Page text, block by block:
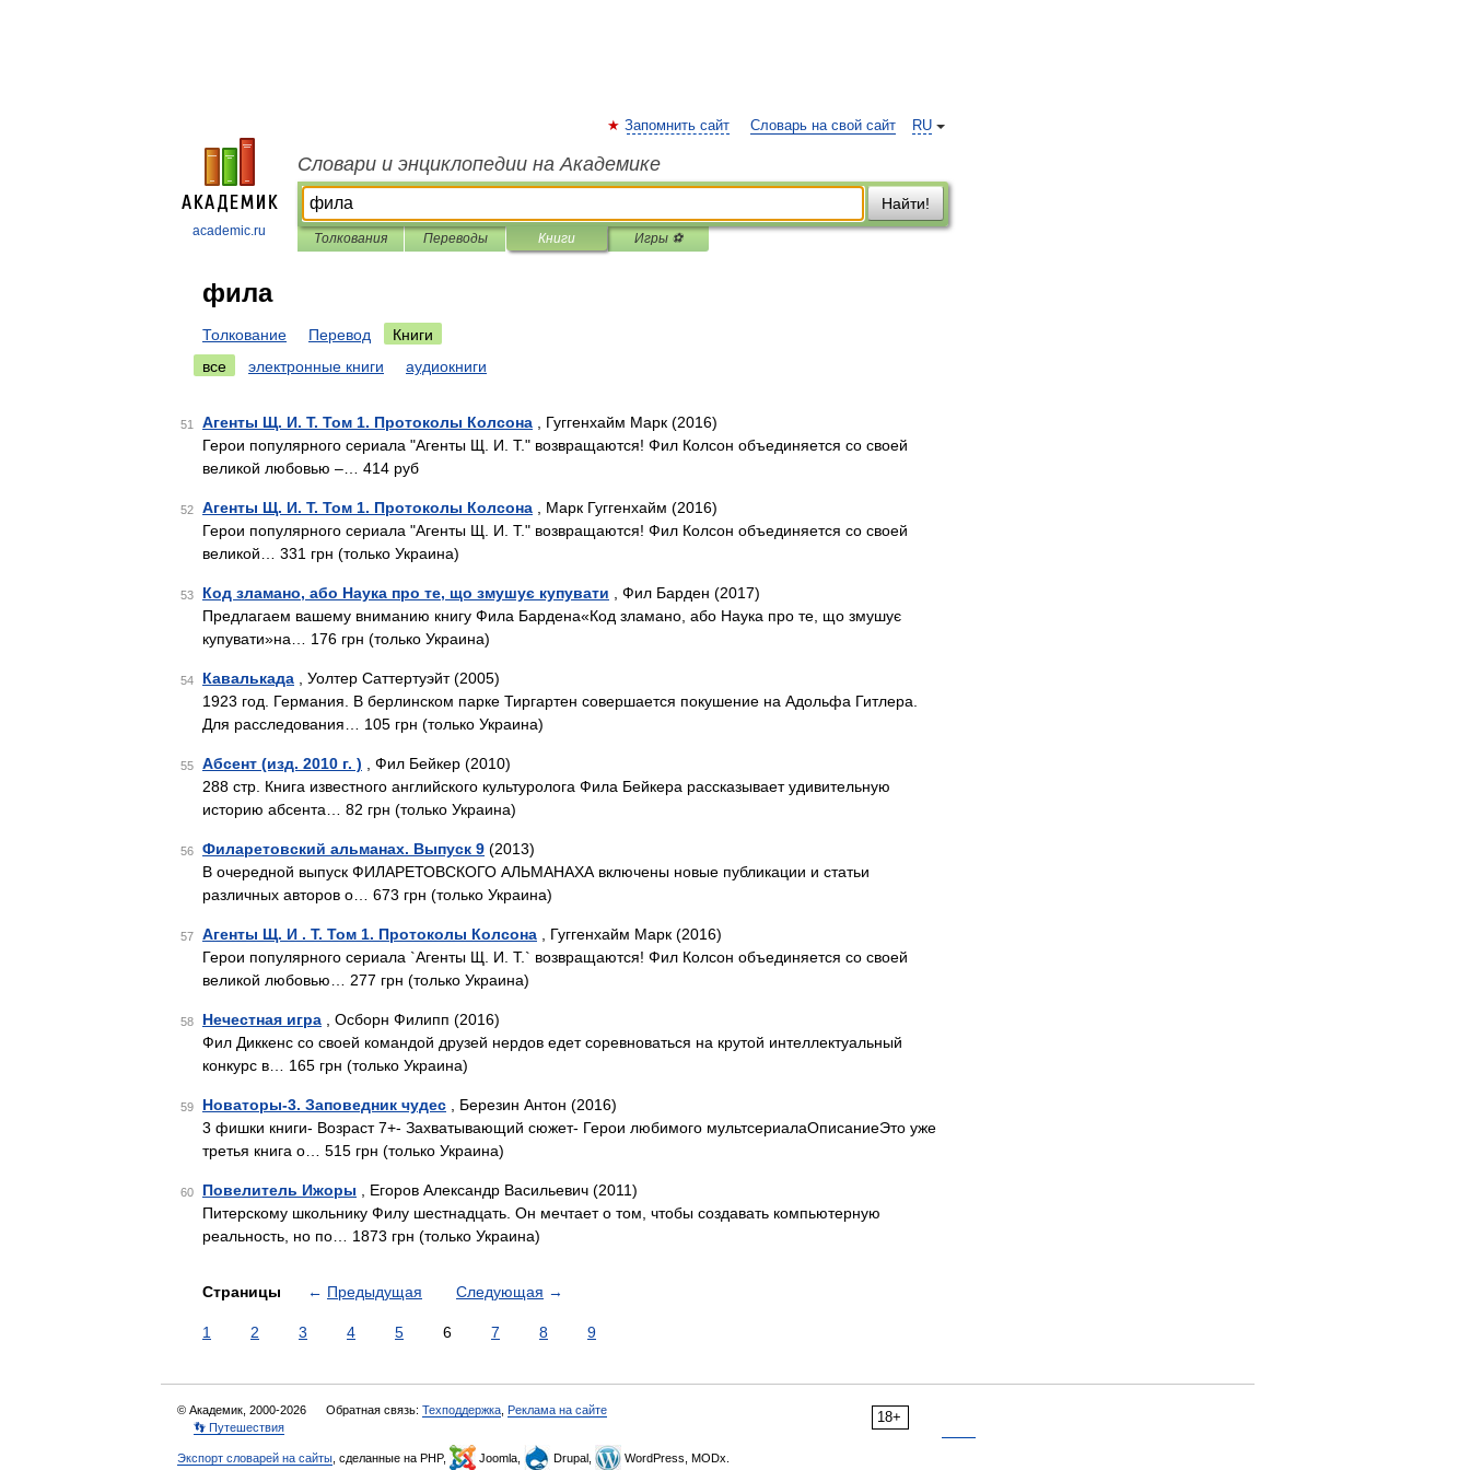
academic.ru
RU
Запомнить сайт Словарь на свой сайт
Словари и энциклопедии на Академике
Найти!
Толкования Переводы Книги Игры ⚽
фила
Толкование Перевод
Книги
все
электронные книги аудиокниги
51 Агенты Щ. И. Т. Том 1. Протоколы Колсона , Гуггенхайм Марк (2016)
Герои популярного сериала "Агенты Щ. И. Т." возвращаются! Фил Колсон объединяется со своей
великой любовью –… 414 руб
52 Агенты Щ. И. Т. Том 1. Протоколы Колсона , Марк Гуггенхайм (2016)
Герои популярного сериала "Агенты Щ. И. Т." возвращаются! Фил Колсон объединяется со своей
великой… 331 грн (только Украина)
53 Код зламано, або Наука про те, що змушує купувати , Фил Барден (2017)
Предлагаем вашему вниманию книгу Фила Бардена«Код зламано, або Наука про те, що змушує
купувати»на… 176 грн (только Украина)
54 Кавалькада , Уолтер Саттертуэйт (2005)
1923 год. Германия. В берлинском парке Тиргартен совершается покушение на Адольфа Гитлера.
Для расследования… 105 грн (только Украина)
55 Абсент (изд. 2010 г. ) , Фил Бейкер (2010)
288 стр. Книга известного английского культуролога Фила Бейкера рассказывает удивительную
историю абсента… 82 грн (только Украина)
56 Филаретовский альманах. Выпуск 9 (2013)
В очередной выпуск ФИЛАРЕТОВСКОГО АЛЬМАНАХА включены новые публикации и статьи
различных авторов о… 673 грн (только Украина)
57 Агенты Щ. И . Т. Том 1. Протоколы Колсона , Гуггенхайм Марк (2016)
Герои популярного сериала `Агенты Щ. И. Т.` возвращаются! Фил Колсон объединяется со своей
великой любовью… 277 грн (только Украина)
58 Нечестная игра , Осборн Филипп (2016)
Фил Диккенс со своей командой друзей нердов едет соревноваться на крутой интеллектуальный
конкурс в… 165 грн (только Украина)
59 Новаторы-3. Заповедник чудес , Березин Антон (2016)
3 фишки книги- Возраст 7+- Захватывающий сюжет- Герои любимого мультсериалаОписаниеЭто уже
третья книга о… 515 грн (только Украина)
60 Повелитель Ижоры , Егоров Александр Васильевич (2011)
Питерскому школьнику Филу шестнадцать. Он мечтает о том, чтобы создавать компьютерную
реальность, но по… 1873 грн (только Украина)
Страницы ← Предыдущая Следующая →
1 2 3 4 5 6 7 8 9
18+
© Академик, 2000-2026 Обратная связь: Техподдержка Реклама на сайте
👣 Путешествия
Экспорт словарей на сайты , сделанные на PHP, Joomla, Drupal, WordPress, MODx.